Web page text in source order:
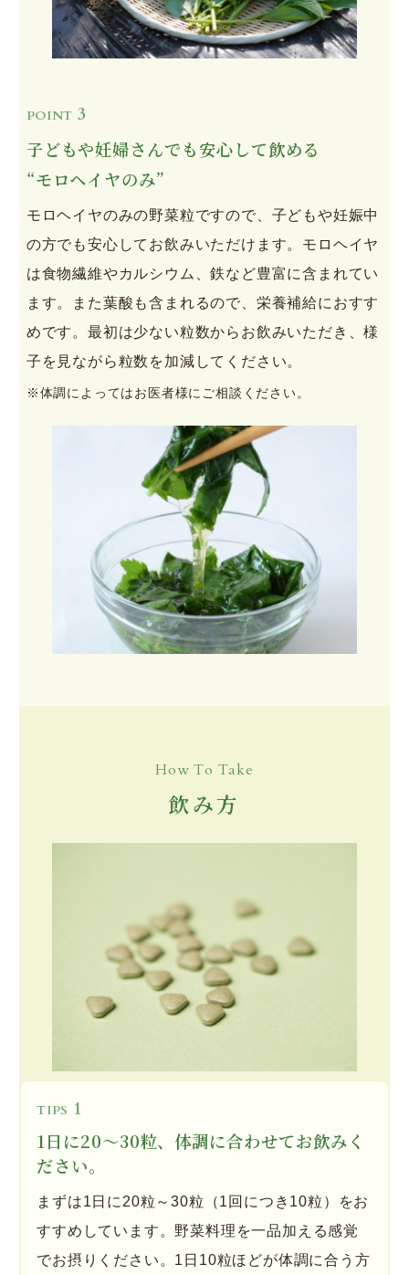
POINT 3
子どもや妊婦さんでも安心して飲める
“モロヘイヤのみ”
モロヘイヤのみの野菜粒ですので、子どもや妊娠中
の方でも安心してお飲みいただけます。モロヘイヤ
は食物繊維やカルシウム、鉄など豊富に含まれてい
ます。また葉酸も含まれるので、栄養補給におすす
めです。最初は少ない粒数からお飲みいただき、様
子を見ながら粒数を加減してください。
※体調によってはお医者様にご相談ください。
How To Take
飲み方
TIPS 1
1日に20〜30粒、体調に合わせてお飲みく
ださい。
まずは1日に20粒～30粒（1回につき10粒）をお
すすめしています。野菜料理を一品加える感覚
でお摂りください。1日10粒ほどが体調に合う方